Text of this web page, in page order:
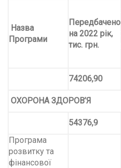
Назва
Програми
Передбачено
на 2022 рік,
тис. грн.
74206,90
ОХОРОНА ЗДОРОВ’Я
54376,9
Програма
розвитку та
фінансової